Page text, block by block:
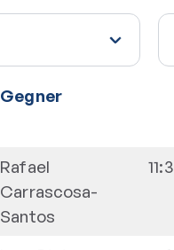
Gegner
Rafael
Carrascosa-
Santos
11:3